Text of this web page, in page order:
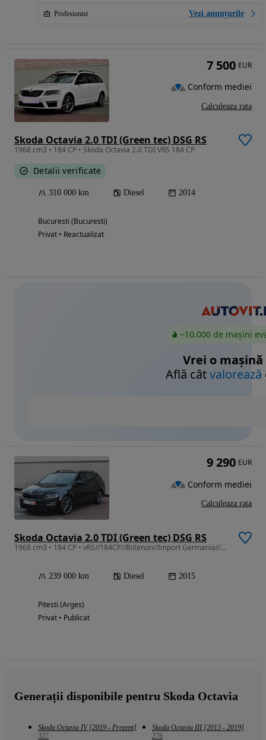
Profesionist Vezi anunțurile
Skoda Octavia 2.0 TDI (Green tec) DSG RS
1968 cm3 • 184 CP • Skoda Octavia 2.0 TDI VRS 184 CP
Detalii verificate
310 000 km Diesel 2014
Bucuresti (Bucuresti)
Privat • Reactualizat
7 500 EUR
Conform mediei
Calculeaza rata
~10.000 de mașini
Vrei o mașină
Află câtvalorează
Skoda Octavia 2.0 TDI (Green tec) DSG RS
1968 cm3 • 184 CP • vRS//184CP//BiXenon//Import Germania//Sistem audio CANTON//
239 000 km Diesel 2015
Pitesti (Arges)
Privat • Publicat
9 290 EUR
Conform mediei
Calculeaza rata
Generații disponibile pentru Skoda Octavia
Skoda Octavia IV [2019 - Prezent]
327
Skoda Octavia III [2013 - 2019]
276